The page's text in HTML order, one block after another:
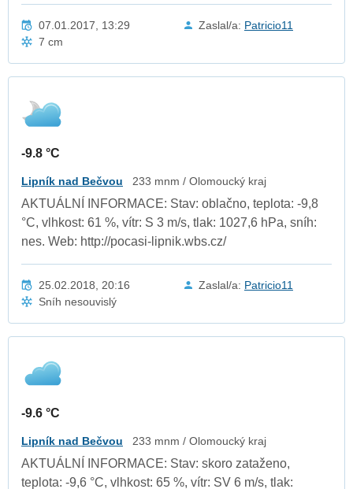
07.01.2017, 13:29 Zaslal/a: Patricio11
7 cm
-9.8 °C
Lipník nad Bečvou 233 mnm / Olomoucký kraj
AKTUÁLNÍ INFORMACE: Stav: oblačno, teplota: -9,8
°C, vlhkost: 61 %, vítr: S 3 m/s, tlak: 1027,6 hPa, sníh:
nes. Web: http://pocasi-lipnik.wbs.cz/
25.02.2018, 20:16 Zaslal/a: Patricio11
Sníh nesouvislý
-9.6 °C
Lipník nad Bečvou 233 mnm / Olomoucký kraj
AKTUÁLNÍ INFORMACE: Stav: skoro zataženo,
teplota: -9,6 °C, vlhkost: 65 %, vítr: SV 6 m/s, tlak: